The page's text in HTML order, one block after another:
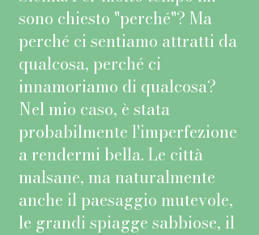
sono chiesto "perché"? Ma
perché ci sentiamo attratti da
qualcosa, perché ci
innamoriamo di qualcosa?
Nel mio caso, è stata
probabilmente l'imperfezione
a rendermi bella. Le città
malsane, ma naturalmente
anche il paesaggio mutevole,
le grandi spiagge sabbiose, il